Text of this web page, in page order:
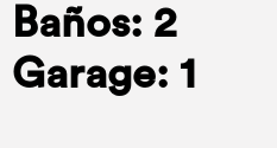
Baños: 2
Garage: 1